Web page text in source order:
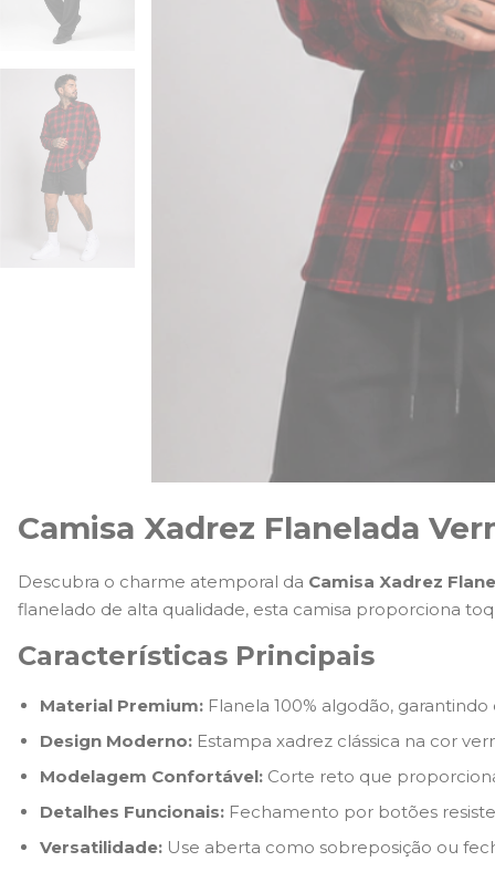
Camisa Xadrez Flanelada
Descubra o charme atemporal da Camisa Xadrez
flanelado de alta qualidade, esta camisa proporciona
Características Principais
Material Premium: Flanela 100% algodão,
Design Moderno: Estampa xadrez clássica na cor
Modelagem Confortável: Corte reto que
Detalhes Funcionais: Fechamento por botões
Versatilidade: Use aberta como sobreposição ou